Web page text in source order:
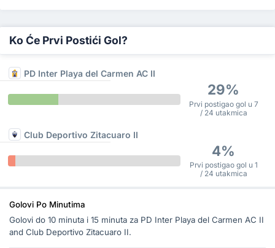
Ko Će Prvi Postići Gol?
PD Inter Playa del Carmen AC II
29%
Prvi postigao gol u 7
/ 24 utakmica
Club Deportivo Zitacuaro II
4%
Prvi postigao gol u 1
/ 24 utakmica
Golovi Po Minutima
Golovi do 10 minuta i 15 minuta za PD Inter Playa del Carmen AC II
and Club Deportivo Zitacuaro II.